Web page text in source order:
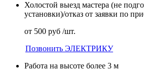
Холостой выезд мастера (не
установки)/отказ от заявки по
от 500 руб /шт.
Позвонить ЭЛЕКТРИКУ
Работа на высоте более 3 м